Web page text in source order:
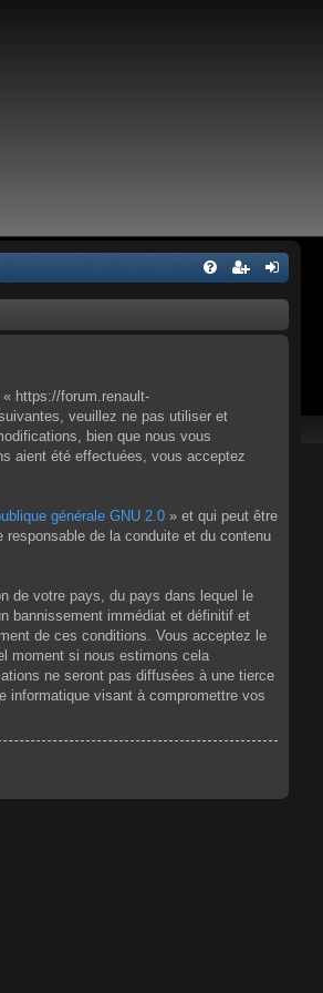
https://forum.renault-
veuillez ne pas utiliser et
bien que nous vous
aient été effectuées, vous acceptez
générale GNU 2.0 » et qui peut être
de la conduite et du contenu
de votre pays, du pays dans lequel le
bannissement immédiat et définitif et
de ces conditions. Vous acceptez le
moment si nous estimons cela
ne seront pas diffusées à une tierce
informatique visant à compromettre vos